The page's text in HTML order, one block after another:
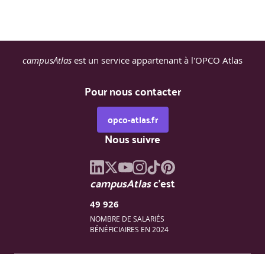
campusAtlas est un service appartenant à l'OPCO Atlas
Pour nous contacter
opco-atlas.fr
Nous suivre
campusAtlasc'est
49 926
NOMBRE DE SALARIÉS
BÉNÉFICIAIRES EN 2024